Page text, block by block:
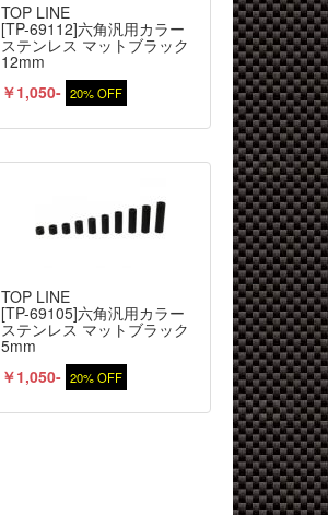
TOP LINE
[TP-69112]六角汎用カラー
ステンレス マットブラック
12mm
￥1,050- 20% OFF
TOP LINE
[TP-69105]六角汎用カラー
ステンレス マットブラック
5mm
￥1,050- 20% OFF